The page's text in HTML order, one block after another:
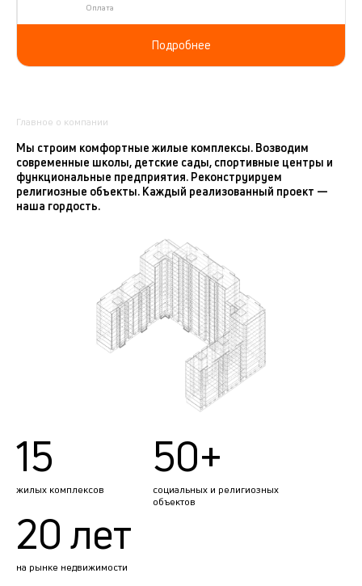
Оплата
Подробнее
Главное о компании
Мы строим комфортные жилые комплексы. Возводим
современные школы, детские сады, спортивные центры и
функциональные предприятия. Реконструируем
религиозные объекты. Каждый реализованный проект —
наша гордость.
15
жилых комплексов
50+
социальных и религиозных
объектов
20 лет
на рынке недвижимости